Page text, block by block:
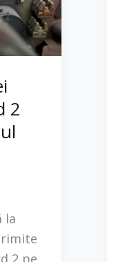
2
la
2 pe